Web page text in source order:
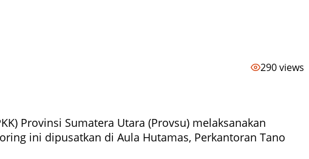
290 views
Provinsi Sumatera Utara (Provsu) melaksanakan
ini dipusatkan di Aula Hutamas, Perkantoran Tano